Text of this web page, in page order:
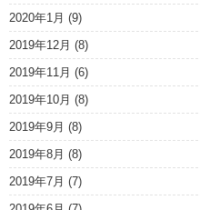
2020年1月 (9)
2019年12月 (8)
2019年11月 (6)
2019年10月 (8)
2019年9月 (8)
2019年8月 (8)
2019年7月 (7)